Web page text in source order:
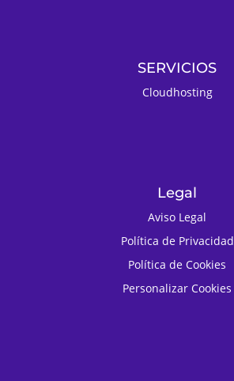
SERVICIOS
Cloudhosting
Legal
Aviso Legal
Política de Privacidad
Política de Cookies
Personalizar Cookies